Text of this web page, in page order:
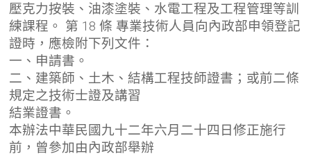
壓克力按裝、油漆塗裝、水電工程及工程管理等訓
練課程。 第 18 條 專業技術人員向內政部申領登記
證時，應檢附下列文件：
一、申請書。
二、建築師、土木、結構工程技師證書；或前二條
規定之技術士證及講習
結業證書。
本辦法中華民國九十二年六月二十四日修正施行
前，曾參加由內政部舉辦